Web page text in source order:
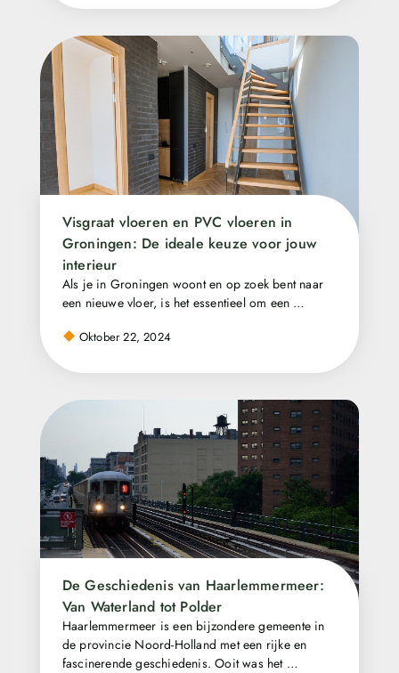
Visgraat vloeren en PVC vloeren in
Groningen: De ideale keuze voor jouw
interieur
Als je in Groningen woont en op zoek bent naar
een nieuwe vloer, is het essentieel om een …
Oktober 22, 2024
De Geschiedenis van Haarlemmermeer:
Van Waterland tot Polder
Haarlemmermeer is een bijzondere gemeente in
de provincie Noord-Holland met een rijke en
fascinerende geschiedenis. Ooit was het …